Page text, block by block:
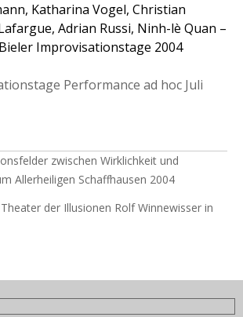
Katharina Vogel, Christian
Adrian Russi, Ninh-lè Quan –
Improvisationstage 2004
Performance ad hoc Juli
zwischen Wirklichkeit und
Allerheiligen Schaffhausen 2004
der Illusionen Rolf Winnewisser in